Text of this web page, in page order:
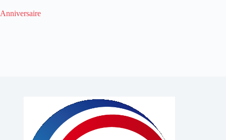
Anniversaire